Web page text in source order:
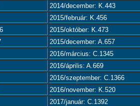
2014/december: K.443
2015/február: K.456
2015/október: K.473
2015/december: A.657
2016/március: C.1345
2016/április: A.669
2016/szeptember: C.1366
2016/november: K.520
2017/január: C.1392